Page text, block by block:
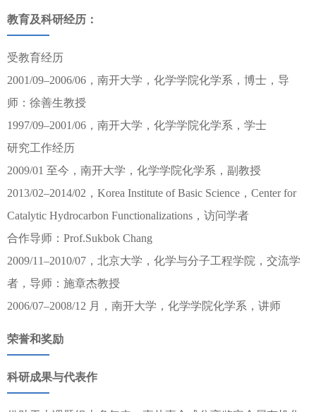
教育及科研经历：
受教育经历
2001/09–2006/06，南开大学，化学学院化学系，博士，导
师：徐善生教授
1997/09–2001/06，南开大学，化学学院化学系，学士
研究工作经历
2009/01 至今，南开大学，化学学院化学系，副教授
2013/02–2014/02，Korea Institute of Basic Science，Center for
Catalytic Hydrocarbon Functionalizations，访问学者
合作导师：Prof.Sukbok Chang
2009/11–2010/07，北京大学，化学与分子工程学院，交流学
者，导师：施章杰教授
2006/07–2008/12 月，南开大学，化学学院化学系，讲师
荣誉和奖励
科研成果与代表作